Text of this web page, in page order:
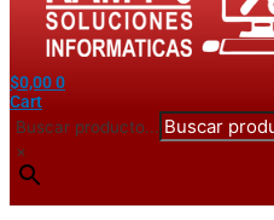
$0,000
Cart
Buscar producto...
×